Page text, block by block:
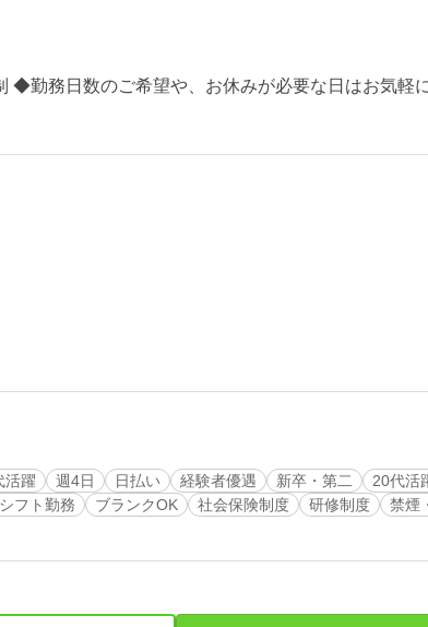
◆勤務日数のご希望や、お休みが必要な日はお気軽
活躍 週4日 日払い 経験者優遇 新卒・第二
20代活
シフト勤務 ブランクOK 社会保険制度 研修制度 禁煙